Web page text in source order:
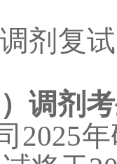
剂复
）调剂
2025